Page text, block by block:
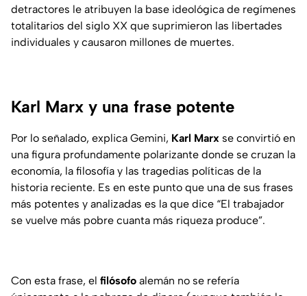
detractores le atribuyen la base ideológica de regímenes
totalitarios del siglo XX que suprimieron las libertades
individuales y causaron millones de muertes.
Karl Marx y una frase potente
Por lo señalado, explica Gemini, Karl Marx se convirtió en
una figura profundamente polarizante donde se cruzan la
economía, la filosofía y las tragedias políticas de la
historia reciente. Es en este punto que una de sus frases
más potentes y analizadas es la que dice “El trabajador
se vuelve más pobre cuanta más riqueza produce”.
Con esta frase, el filósofo alemán no se refería